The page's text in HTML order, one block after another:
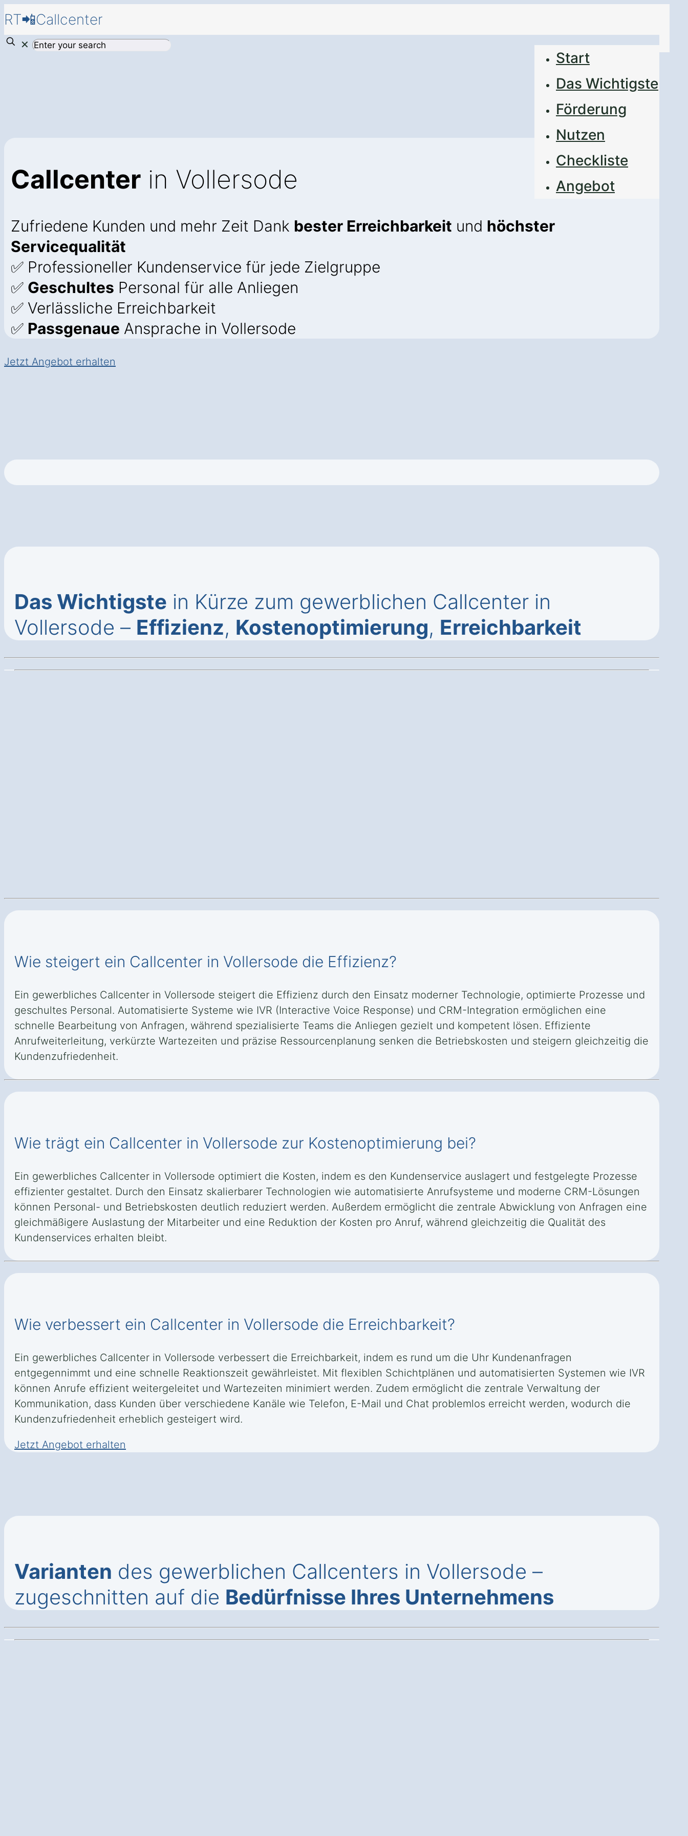
RT📲Callcenter
Start
Das Wichtigste
Förderung
Nutzen
Checkliste
Angebot
✕
Callcenter in Vollersode
Zufriedene Kunden und mehr Zeit Dank bester Erreichbarkeit und höchster
Servicequalität
✅ Professioneller Kundenservice für jede Zielgruppe
✅ Geschultes Personal für alle Anliegen
✅ Verlässliche Erreichbarkeit
✅ Passgenaue Ansprache in Vollersode
Jetzt Angebot erhalten
Das Wichtigste in Kürze zum gewerblichen Callcenter in
Vollersode – Effizienz, Kostenoptimierung, Erreichbarkeit
Wie steigert ein Callcenter in Vollersode die Effizienz?
Ein gewerbliches Callcenter in Vollersode steigert die Effizienz durch den Einsatz moderner Technologie, optimierte Prozesse und
geschultes Personal. Automatisierte Systeme wie IVR (Interactive Voice Response) und CRM-Integration ermöglichen eine
schnelle Bearbeitung von Anfragen, während spezialisierte Teams die Anliegen gezielt und kompetent lösen. Effiziente
Anrufweiterleitung, verkürzte Wartezeiten und präzise Ressourcenplanung senken die Betriebskosten und steigern gleichzeitig die
Kundenzufriedenheit.
Wie trägt ein Callcenter in Vollersode zur Kostenoptimierung bei?
Ein gewerbliches Callcenter in Vollersode optimiert die Kosten, indem es den Kundenservice auslagert und festgelegte Prozesse
effizienter gestaltet. Durch den Einsatz skalierbarer Technologien wie automatisierte Anrufsysteme und moderne CRM-Lösungen
können Personal- und Betriebskosten deutlich reduziert werden. Außerdem ermöglicht die zentrale Abwicklung von Anfragen eine
gleichmäßigere Auslastung der Mitarbeiter und eine Reduktion der Kosten pro Anruf, während gleichzeitig die Qualität des
Kundenservices erhalten bleibt.
Wie verbessert ein Callcenter in Vollersode die Erreichbarkeit?
Ein gewerbliches Callcenter in Vollersode verbessert die Erreichbarkeit, indem es rund um die Uhr Kundenanfragen
entgegennimmt und eine schnelle Reaktionszeit gewährleistet. Mit flexiblen Schichtplänen und automatisierten Systemen wie IVR
können Anrufe effizient weitergeleitet und Wartezeiten minimiert werden. Zudem ermöglicht die zentrale Verwaltung der
Kommunikation, dass Kunden über verschiedene Kanäle wie Telefon, E-Mail und Chat problemlos erreicht werden, wodurch die
Kundenzufriedenheit erheblich gesteigert wird.
Jetzt Angebot erhalten
Varianten des gewerblichen Callcenters in Vollersode –
zugeschnitten auf die Bedürfnisse Ihres Unternehmens